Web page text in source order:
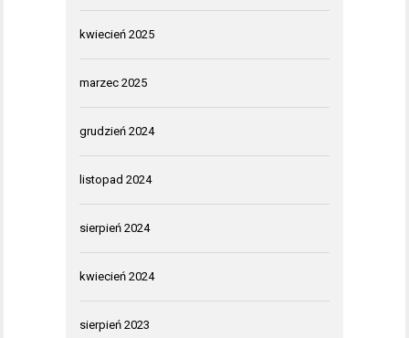
kwiecień 2025
marzec 2025
grudzień 2024
listopad 2024
sierpień 2024
kwiecień 2024
sierpień 2023